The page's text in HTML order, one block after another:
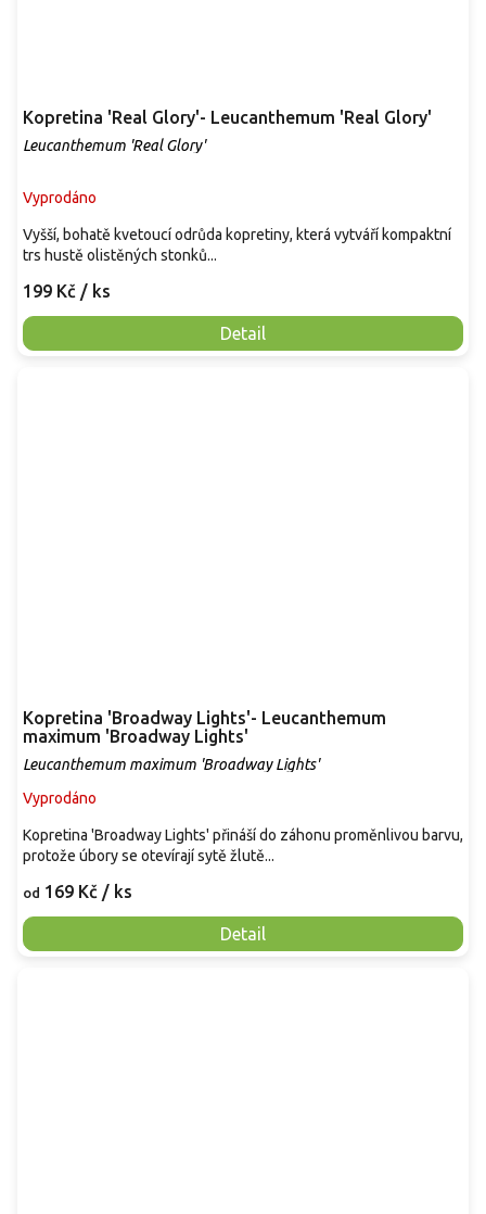
Kopretina 'Real Glory'- Leucanthemum 'Real Glory'
Leucanthemum 'Real Glory'
Vyprodáno
199 Kč / ks
Detail
Vyšší, bohatě kvetoucí odrůda kopretiny, která vytváří kompaktní
trs hustě olistěných stonků...
Kopretina 'Broadway Lights'- Leucanthemum
maximum 'Broadway Lights'
Leucanthemum maximum 'Broadway Lights'
Vyprodáno
od 169 Kč / ks
Detail
Kopretina 'Broadway Lights' přináší do záhonu proměnlivou barvu,
protože úbory se otevírají sytě žlutě...